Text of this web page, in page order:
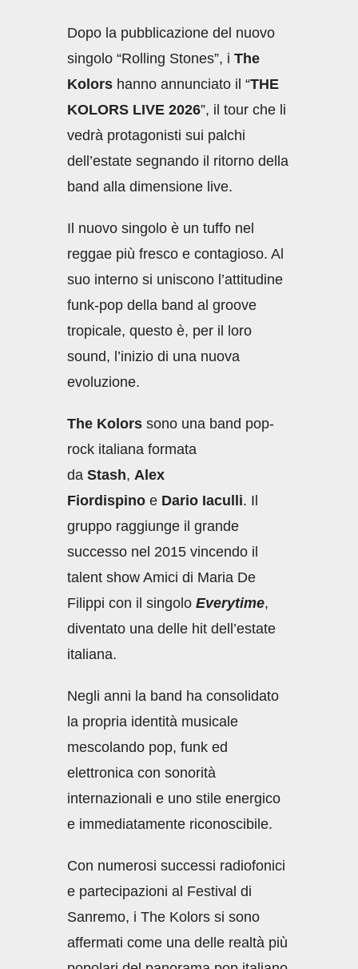
Dopo la pubblicazione del nuovo
singolo “Rolling Stones”, i The
Kolors hanno annunciato il “THE
KOLORS LIVE 2026”, il tour che li
vedrà protagonisti sui palchi
dell’estate segnando il ritorno della
band alla dimensione live.
Il nuovo singolo è un tuffo nel
reggae più fresco e contagioso. Al
suo interno si uniscono l’attitudine
funk-pop della band al groove
tropicale, questo è, per il loro
sound, l’inizio di una nuova
evoluzione.
The Kolors sono una band pop-
rock italiana formata
da Stash, Alex
Fiordispino e Dario Iaculli. Il
gruppo raggiunge il grande
successo nel 2015 vincendo il
talent show Amici di Maria De
Filippi con il singolo Everytime,
diventato una delle hit dell’estate
italiana.
Negli anni la band ha consolidato
la propria identità musicale
mescolando pop, funk ed
elettronica con sonorità
internazionali e uno stile energico
e immediatamente riconoscibile.
Con numerosi successi radiofonici
e partecipazioni al Festival di
Sanremo, i The Kolors si sono
affermati come una delle realtà più